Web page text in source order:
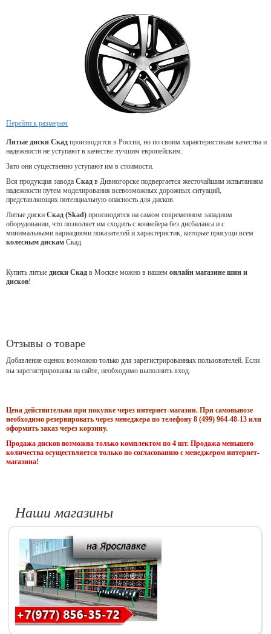
Перейти к размерам
Литые диски Скад производятся в России, но по своим характеристикам качества и
надежности не уступают в качестве лучшим европейским.
Зато они существенно уступают им в стоимости.
Вся продукция завода Скад в Дивногорске подвергается жесточайшим испытаниям
надежности путем моделирования всевозможных дорожных ситуаций,
представляющих потенциальную опасность для дисков.
Литые диски Скад (Skad) производятся на самом современном западном
оборудовании, что позволяет им сходить с конвейера без дисбаланса и с
минимальными вариациями показателей и характеристик, которые присущи всем
колесным дискам Скад.
Купить литые диски Скад в Москве можно в нашем онлайн магазине шин и
дисков!
Отзывы о товаре
Добавление оценок возможно только для зарегистрированных пользователей. Если
вы зарегистрированы на сайте, необходимо выполнить вход.
Цена действительна при покупке через интернет-магазин. При самовывозе
необходимо резервировать через менеджера по телефону 8 (499) 964-48-13 или
оформить заказ через корзину.
Продажа дисков возможна только комплектом по 4 шт. Продажа меньшего
количества осуществляется только по согласованию с менеджером интернет-
магазина!
Наши магазины